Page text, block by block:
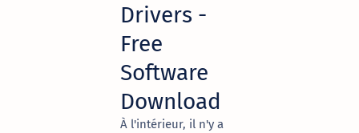
Drivers -
Free
Software
Download
À l'intérieur, il n'y a